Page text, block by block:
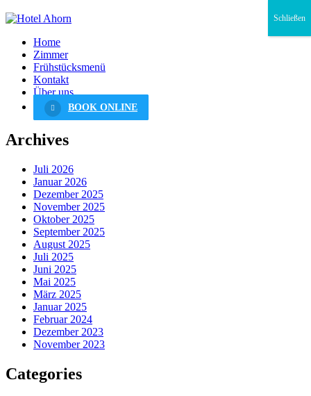
Home
Zimmer
Frühstücksmenü
Kontakt
Über uns
BOOK ONLINE
Archives
Juli 2026
Januar 2026
Dezember 2025
November 2025
Oktober 2025
September 2025
August 2025
Juli 2025
Juni 2025
Mai 2025
März 2025
Januar 2025
Februar 2024
Dezember 2023
November 2023
Categories
Schließen